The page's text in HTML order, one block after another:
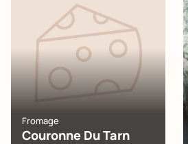
Fromage
Couronne Du Tarn